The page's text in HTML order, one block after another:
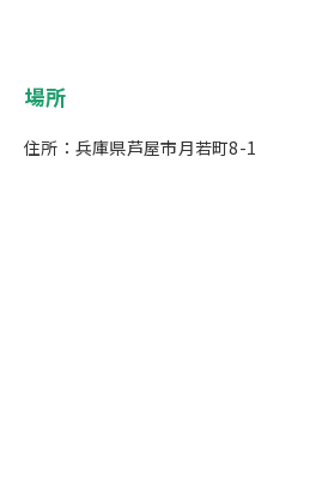
場所
住所：兵庫県芦屋市月若町8-1